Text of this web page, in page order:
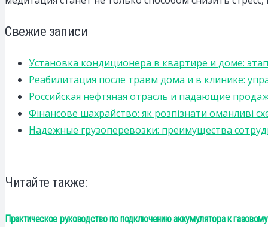
Свежие записи
Установка кондиционера в квартире и доме:
Реабилитация после травм дома и в клинике:
Российская нефтяная отрасль и падающие
Фінансове шахрайство: як розпізнати оманливі
Надежные грузоперевозки: преимущества
Читайте также:
Практическое руководство по подключению аккумулятора к